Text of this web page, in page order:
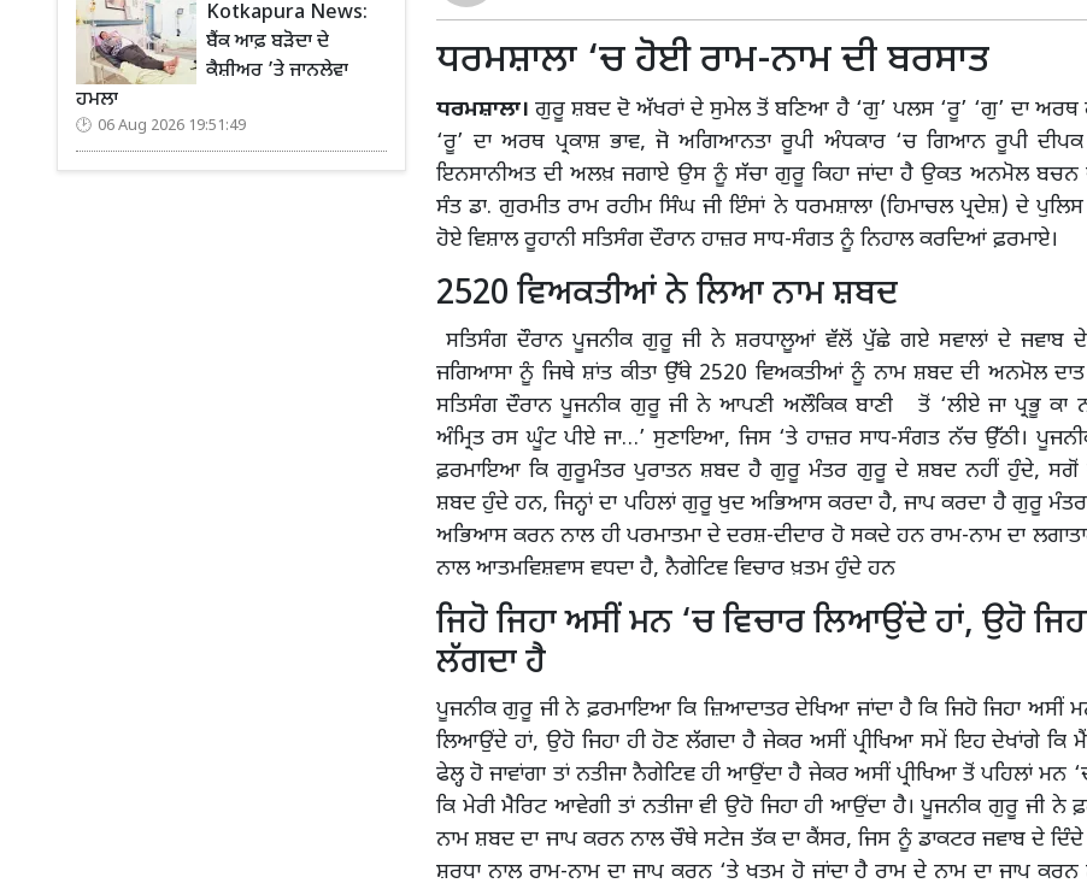
Kotkapura News:
ਬੈਂਕ ਆਫ਼ ਬੜੋਦਾ ਦੇ
ਕੈਸ਼ੀਅਰ ’ਤੇ ਜਾਨਲੇਵਾ
ਹਮਲਾ
06 Aug 2026 19:51:49
ਧਰਮਸ਼ਾਲਾ ‘ਚ ਹੋਈ ਰਾਮ-ਨਾਮ ਦੀ ਬਰਸਾਤ
ਧਰਮਸ਼ਾਲਾ।ਗੁਰੂ ਸ਼ਬਦ ਦੋ ਅੱਖਰਾਂ ਦੇ ਸੁਮੇਲ ਤੋਂ ਬਣਿਆ ਹੈ ‘ਗੁ’ ਪਲਸ ‘ਰੂ’ ‘ਗੁ’ ਦਾ ਅਰਥ
‘ਰੂ’ ਦਾ ਅਰਥ ਪ੍ਰਕਾਸ਼ ਭਾਵ, ਜੋ ਅਗਿਆਨਤਾ ਰੂਪੀ ਅੰਧਕਾਰ ‘ਚ ਗਿਆਨ ਰੂਪੀ
ਇਨਸਾਨੀਅਤ ਦੀ ਅਲਖ਼ ਜਗਾਏ ਉਸ ਨੂੰ ਸੱਚਾ ਗੁਰੂ ਕਿਹਾ ਜਾਂਦਾ ਹੈ ਉਕਤ ਅਨਮੋਲ
ਸੰਤ ਡਾ. ਗੁਰਮੀਤ ਰਾਮ ਰਹੀਮ ਸਿੰਘ ਜੀ ਇੰਸਾਂ ਨੇ ਧਰਮਸ਼ਾਲਾ (ਹਿਮਾਚਲ ਪ੍ਰਦੇਸ਼) ਦੇ
ਹੋਏ ਵਿਸ਼ਾਲ ਰੂਹਾਨੀ ਸਤਿਸੰਗ ਦੌਰਾਨ ਹਾਜ਼ਰ ਸਾਧ-ਸੰਗਤ ਨੂੰ ਨਿਹਾਲ ਕਰਦਿਆਂ ਫ਼ਰਮਾਏ।
2520 ਵਿਅਕਤੀਆਂ ਨੇ ਲਿਆ ਨਾਮ ਸ਼ਬਦ
ਸਤਿਸੰਗ ਦੌਰਾਨ ਪੂਜਨੀਕ ਗੁਰੂ ਜੀ ਨੇ ਸ਼ਰਧਾਲੂਆਂ ਵੱਲੋਂ ਪੁੱਛੇ ਗਏ ਸਵਾਲਾਂ ਦੇ ਜਵਾਬ ਦੇ
ਜਗਿਆਸਾ ਨੂੰ ਜਿਥੇ ਸ਼ਾਂਤ ਕੀਤਾ ਉੱਥੇ 2520 ਵਿਅਕਤੀਆਂ ਨੂੰ ਨਾਮ ਸ਼ਬਦ ਦੀ ਅਨਮੋਲ ਦਾਤ
ਸਤਿਸੰਗ ਦੌਰਾਨ ਪੂਜਨੀਕ ਗੁਰੂ ਜੀ ਨੇ ਆਪਣੀ ਅਲੌਕਿਕ ਬਾਣੀ ਤੋਂ ‘ਲੀਏ ਜਾ ਪ੍ਰਭੂ ਕਾ
ਅੰਮ੍ਰਿਤ ਰਸ ਘੂੰਟ ਪੀਏ ਜਾ…’ ਸੁਣਾਇਆ, ਜਿਸ ‘ਤੇ ਹਾਜ਼ਰ ਸਾਧ-ਸੰਗਤ ਨੱਚ ਉੱਠੀ।
ਫ਼ਰਮਾਇਆ ਕਿ ਗੁਰੂਮੰਤਰ ਪੁਰਾਤਨ ਸ਼ਬਦ ਹੈ ਗੁਰੂ ਮੰਤਰ ਗੁਰੂ ਦੇ ਸ਼ਬਦ ਨਹੀਂ ਹੁੰਦੇ, ਸਗੋਂ
ਸ਼ਬਦ ਹੁੰਦੇ ਹਨ, ਜਿਨ੍ਹਾਂ ਦਾ ਪਹਿਲਾਂ ਗੁਰੂ ਖੁਦ ਅਭਿਆਸ ਕਰਦਾ ਹੈ, ਜਾਪ ਕਰਦਾ ਹੈ ਗੁਰੂ ਮੰਤਰ
ਅਭਿਆਸ ਕਰਨ ਨਾਲ ਹੀ ਪਰਮਾਤਮਾ ਦੇ ਦਰਸ਼-ਦੀਦਾਰ ਹੋ ਸਕਦੇ ਹਨ ਰਾਮ-ਨਾਮ ਦਾ
ਨਾਲ ਆਤਮਵਿਸ਼ਵਾਸ ਵਧਦਾ ਹੈ, ਨੈਗੇਟਿਵ ਵਿਚਾਰ ਖ਼ਤਮ ਹੁੰਦੇ ਹਨ
ਜਿਹੋ ਜਿਹਾ ਅਸੀਂ ਮਨ ‘ਚ ਵਿਚਾਰ ਲਿਆਉਂਦੇ ਹਾਂ, ਉਹੋ
ਲੱਗਦਾ ਹੈ
ਪੂਜਨੀਕ ਗੁਰੂ ਜੀ ਨੇ ਫ਼ਰਮਾਇਆ ਕਿ ਜ਼ਿਆਦਾਤਰ ਦੇਖਿਆ ਜਾਂਦਾ ਹੈ ਕਿ ਜਿਹੋ ਜਿਹਾ ਅਸੀਂ
ਲਿਆਉਂਦੇ ਹਾਂ, ਉਹੋ ਜਿਹਾ ਹੀ ਹੋਣ ਲੱਗਦਾ ਹੈ ਜੇਕਰ ਅਸੀਂ ਪ੍ਰੀਖਿਆ ਸਮੇਂ ਇਹ ਦੇਖਾਂਗੇ ਕਿ ਮੈਂ
ਫੇਲ੍ਹ ਹੋ ਜਾਵਾਂਗਾ ਤਾਂ ਨਤੀਜਾ ਨੈਗੇਟਿਵ ਹੀ ਆਉਂਦਾ ਹੈ ਜੇਕਰ ਅਸੀਂ ਪ੍ਰੀਖਿਆ ਤੋਂ ਪਹਿਲਾਂ ਮਨ
ਕਿ ਮੇਰੀ ਮੈਰਿਟ ਆਵੇਗੀ ਤਾਂ ਨਤੀਜਾ ਵੀ ਉਹੋ ਜਿਹਾ ਹੀ ਆਉਂਦਾ ਹੈ। ਪੂਜਨੀਕ ਗੁਰੂ ਜੀ ਨੇ
ਨਾਮ ਸ਼ਬਦ ਦਾ ਜਾਪ ਕਰਨ ਨਾਲ ਚੌਥੇ ਸਟੇਜ ਤੱਕ ਦਾ ਕੈਂਸਰ, ਜਿਸ ਨੂੰ ਡਾਕਟਰ ਜਵਾਬ ਦੇ
ਸ਼ਰਧਾ ਨਾਲ ਰਾਮ-ਨਾਮ ਦਾ ਜਾਪ ਕਰਨ ‘ਤੇ ਖਤਮ ਹੋ ਜਾਂਦਾ ਹੈ ਰਾਮ ਦੇ ਨਾਮ ਦਾ ਜਾਪ ਕਰਨ